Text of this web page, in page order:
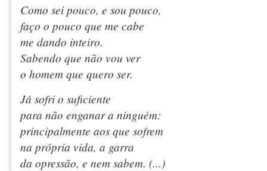
Como sei pouco, e sou pouco,
faço o pouco que me cabe
me dando inteiro.
Sabendo que não vou ver
o homem que quero ser.
Já sofri o suficiente
para não enganar a ninguém:
principalmente aos que sofrem
na própria vida, a garra
da opressão, e nem sabem. (...)